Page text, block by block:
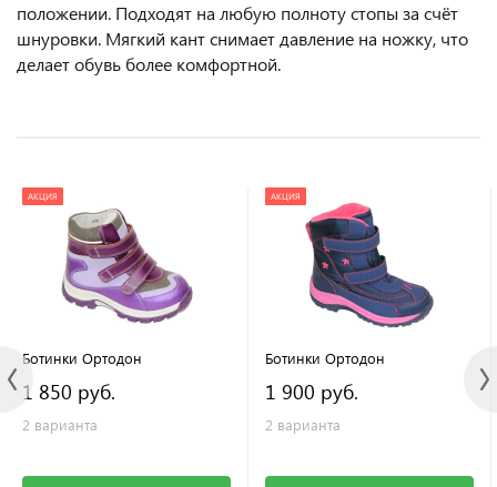
положении. Подходят на любую полноту стопы за счёт
шнуровки. Мягкий кант снимает давление на ножку, что
делает обувь более комфортной.
АКЦИЯ
Ботинки Ортодон
1 850 руб.
2 варианта
АКЦИЯ
Ботинки Ортодон
1 900 руб.
2 варианта